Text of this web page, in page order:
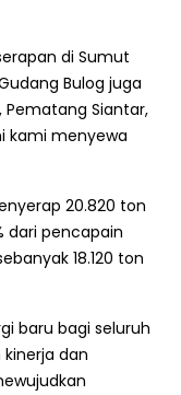
di Sumut
Bulog juga
Pematang Siantar,
kami menyewa
20.820 ton
dari pencapain
18.120 ton
baru bagi seluruh
dan